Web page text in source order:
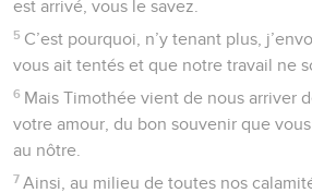
est arrivé, vous le savez.
5 C’est pourquoi, n’y tenant plus,
vous ait tentés et que notre travail ne
6 Mais Timothée vient de nous arriver
votre amour, du bon souvenir que
au nôtre.
7 Ainsi, au milieu de toutes nos